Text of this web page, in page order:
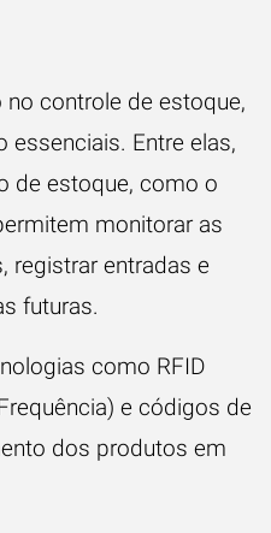
no controle de estoque,
essenciais. Entre elas,
de estoque, como o
monitorar as
registrar entradas e
futuras.
como RFID
e códigos de
dos produtos em